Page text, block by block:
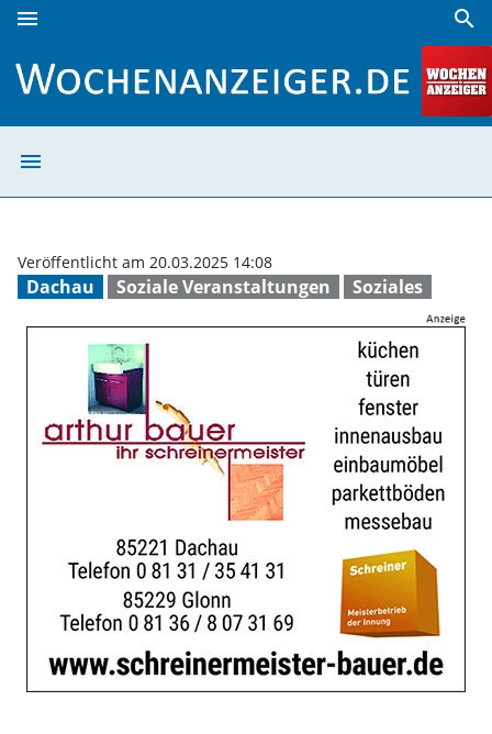
menu search
menu
Dachau Soziale Veranstaltungen Soziales
Veröffentlicht am 20.03.2025 14:08